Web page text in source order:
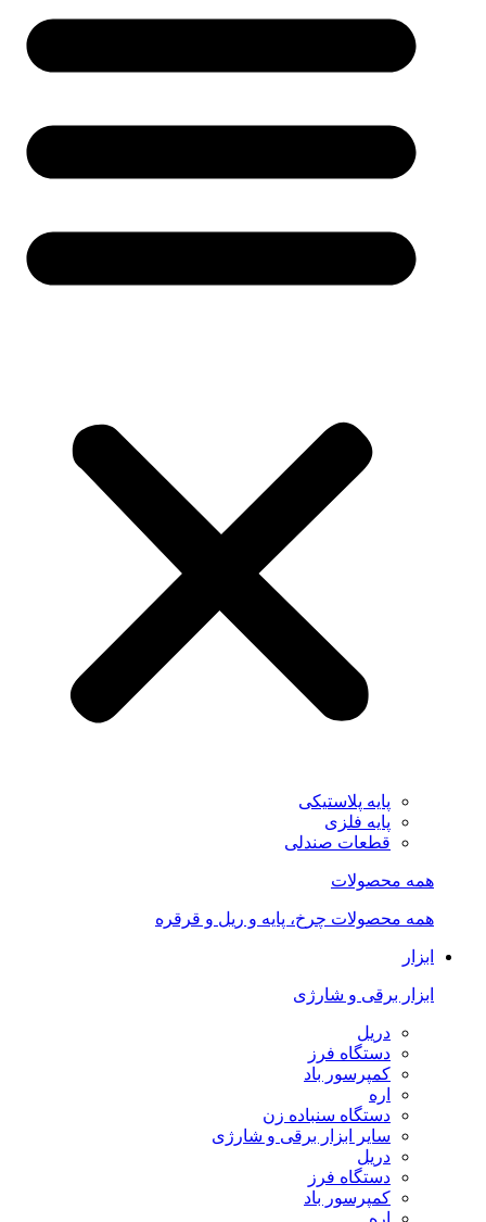
پایه پلاستیکی
پایه فلزی
قطعات صندلی
همه محصولات
همه محصولات چرخ، پایه و ریل و قرقره
ابزار
ابزار برقی و شارژی
دریل
دستگاه فرز
کمپرسور باد
اره
دستگاه سنباده زن
سایر ابزار برقی و شارژی
دریل
دستگاه فرز
کمپرسور باد
اره